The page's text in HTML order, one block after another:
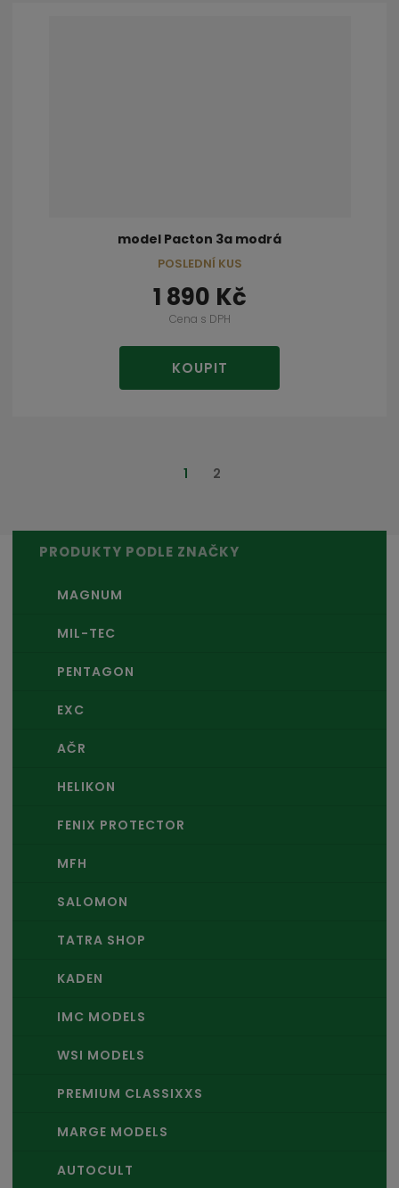
model Pacton 3a modrá
1 890 Kč
Cena s DPH
KOUPIT
POSLEDNÍ KUS
1 2
PRODUKTY PODLE ZNAČKY
MAGNUM
MIL-TEC
PENTAGON
EXC
AČR
HELIKON
FENIX PROTECTOR
MFH
SALOMON
TATRA SHOP
KADEN
IMC MODELS
WSI MODELS
PREMIUM CLASSIXXS
MARGE MODELS
AUTOCULT